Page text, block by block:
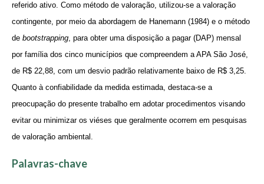
referido ativo. Como método de valoração, utilizou-se a valoração
contingente, por meio da abordagem de Hanemann (1984) e o método
de bootstrapping, para obter uma disposição a pagar (DAP) mensal
por família dos cinco municípios que compreendem a APA São José,
de R$ 22,88, com um desvio padrão relativamente baixo de R$ 3,25.
Quanto à confiabilidade da medida estimada, destaca-se a
preocupação do presente trabalho em adotar procedimentos visando
evitar ou minimizar os viéses que geralmente ocorrem em pesquisas
de valoração ambiental.
Palavras-chave